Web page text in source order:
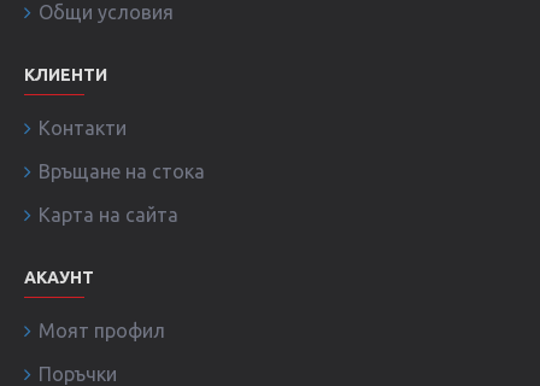
Общи условия
КЛИЕНТИ
Контакти
Връщане на стока
Карта на сайта
АКАУНТ
Моят профил
Поръчки